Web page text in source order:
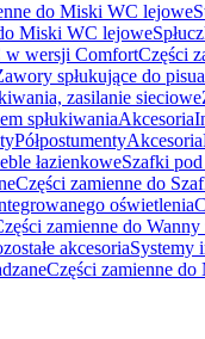
do Miski WC lejowe
Miski WC lejowe
wersji ComfortCzęści
spłukujące do
zasilanie sieciowe
spłukiwaniaAkcesoria
PółpostumentyAkcesoria
łazienkoweSzafki
Części zamienne do
oświetlenia
zamienne do
akcesoriaSystemy
Części zamienne do